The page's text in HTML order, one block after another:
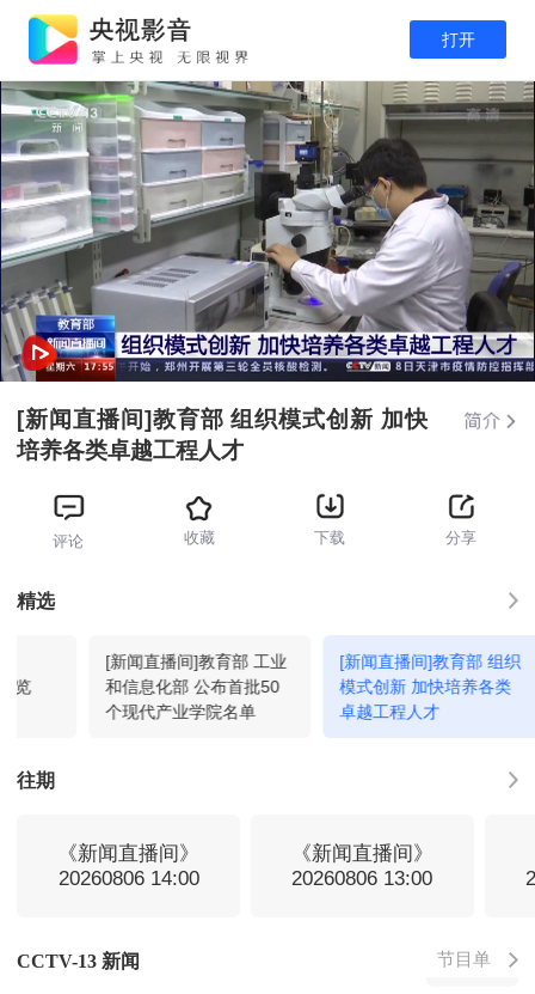
打开
[新闻直播间]教育部 组织模式创新 加快
培养各类卓越工程人才
评论 收藏 下载 分享
精选
览
[新闻直播间]教育部 工业
和信息化部 公布首批50
个现代产业学院名单
[新闻直播间]教育部 组织
模式创新 加快培养各类
卓越工程人才
往期
《新闻直播间》
20260806 14:00
《新闻直播间》
20260806 13:00
CCTV-13 新闻 节目单
01:00
新闻直播间 回看
回看
法治在线
05:00 新闻直播间 回看